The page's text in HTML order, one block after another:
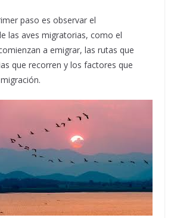
paso es observar el
las aves migratorias, como el
a emigrar, las rutas que
que recorren y los factores que